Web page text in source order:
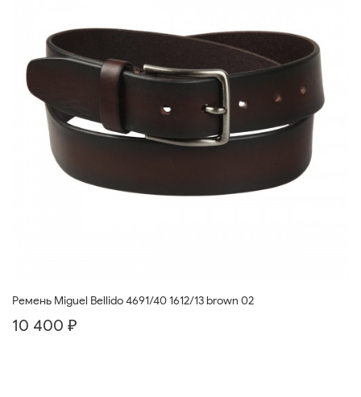
Ремень Miguel Bellido 4691/40 1612/13 brown 02
10 400 ₽